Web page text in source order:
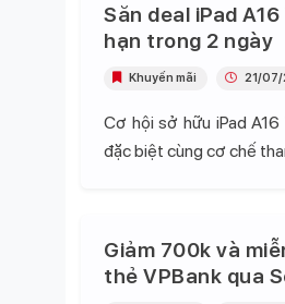
Săn deal iPad
hạn trong 2 ngày
Cơ hội sở hữu iPad
đặc biệt cùng cơ chế
Khuyến mãi 21/
Giảm 700k và
thẻ VPBank qua